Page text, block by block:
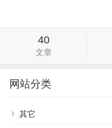
40
文章
网站分类
其它